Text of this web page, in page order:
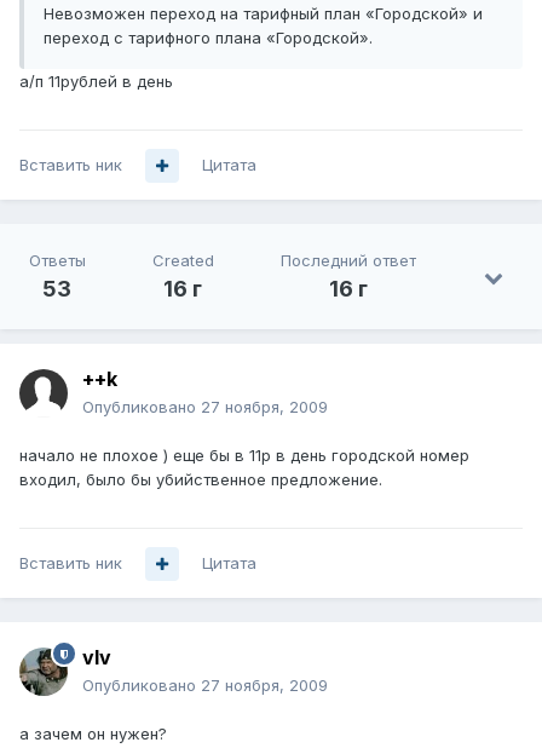
Невозможен переход на тарифный план «Городской» и
переход с тарифного плана «Городской».
а/п 11рублей в день
Вставить ник Цитата
Ответы
53
Created
16 г
Последний ответ
16 г
++k
Опубликовано 27 ноября, 2009
начало не плохое ) еще бы в 11р в день городской номер
входил, было бы убийственное предложение.
Вставить ник Цитата
vIv
Опубликовано 27 ноября, 2009
а зачем он нужен?